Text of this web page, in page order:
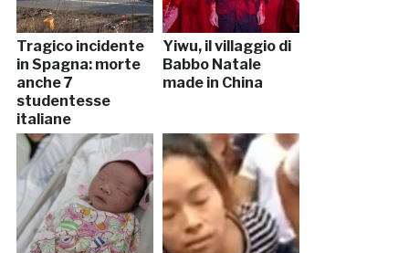
Tragico incidente
in Spagna: morte
anche 7
studentesse
italiane
Yiwu, il villaggio di
Babbo Natale
made in China